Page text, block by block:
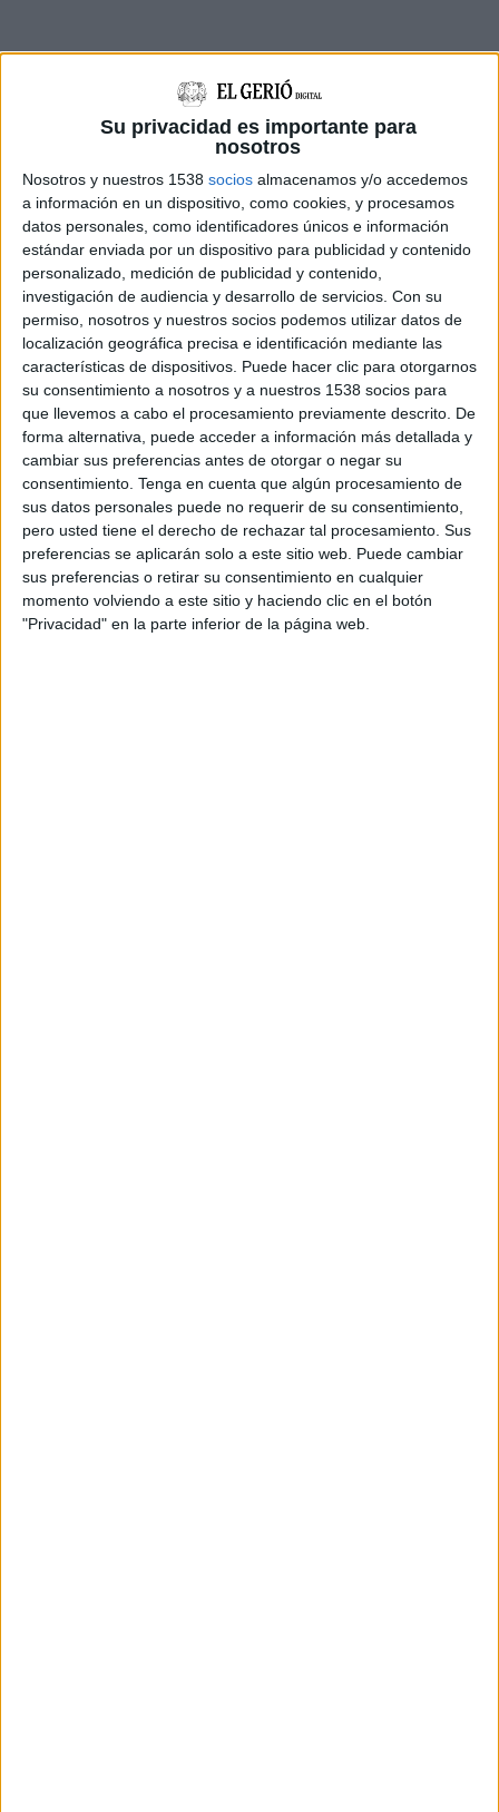
Su privacidad es importante para
nosotros
Nosotros y nuestros 1538 socios almacenamos y/o accedemos
a información en un dispositivo, como cookies, y procesamos
datos personales, como identificadores únicos e información
estándar enviada por un dispositivo para publicidad y contenido
personalizado, medición de publicidad y contenido,
investigación de audiencia y desarrollo de servicios. Con su
permiso, nosotros y nuestros socios podemos utilizar datos de
localización geográfica precisa e identificación mediante las
características de dispositivos. Puede hacer clic para otorgarnos
su consentimiento a nosotros y a nuestros 1538 socios para
que llevemos a cabo el procesamiento previamente descrito. De
forma alternativa, puede acceder a información más detallada y
cambiar sus preferencias antes de otorgar o negar su
consentimiento. Tenga en cuenta que algún procesamiento de
sus datos personales puede no requerir de su consentimiento,
pero usted tiene el derecho de rechazar tal procesamiento. Sus
preferencias se aplicarán solo a este sitio web. Puede cambiar
sus preferencias o retirar su consentimiento en cualquier
momento volviendo a este sitio y haciendo clic en el botón
"Privacidad" en la parte inferior de la página web.
quarts de tres de la tarda, quan els agents de
trànsit estaven fent un control a l'autovia A-2.
De sobte, els agents van veure que un cotxe se
saltava un senyal de cedir el pas i, a més, els dos
ocupants anaven sense cinturó.
La patrulla va fer senyals perquè s'aturessin,
però el vehicle va fugir. Els Mossos van
començar a perseguir-lo i mentre els seguien
van comprovar que la matrícula del cotxe
corresponia a unvehicle robat.
Els dos homes fugien de forma temerària per
una carretera en direcció a Vilobí d'Onyar, quan
el vehicle va topar amb les rodes d'un
semiremolc. Això va provocar que el cotxe
acabés xocant contra una tanca al voral de la
carretera. Els dos ocupants van fugir corrent